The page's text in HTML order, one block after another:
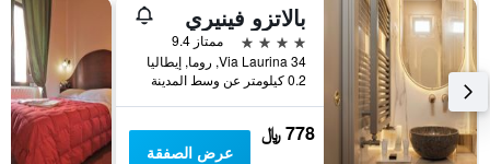
بالاتزو فينيري
4 نجوم
ممتاز 9.4
Via Laurina 34, روما, إيطاليا
0.2 كيلومتر عن وسط المدينة
778 ﷼
عرض الصفقة